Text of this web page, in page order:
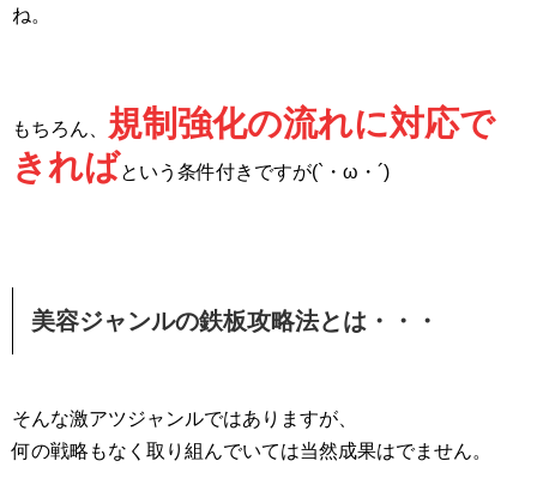
ね。
もちろん、 規制強化の流れに対応で
きればという条件付きですが(`・ω・´)
美容ジャンルの鉄板攻略法とは・・・
そんな激アツジャンルではありますが、
何の戦略もなく取り組んでいては当然成果はでません。